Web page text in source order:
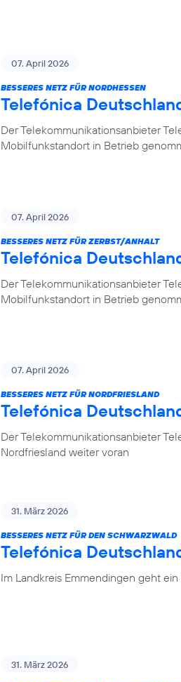
07. April 2026
BESSERES NETZ FÜR NORDHESSEN
Telefónica
Der Telekommunikationsanbieter
Mobilfunkstandort in Betrieb
07. April 2026
BESSERES NETZ FÜR ZERBST/ANHALT
Telefónica
Der Telekommunikationsanbieter
Mobilfunkstandort in Betrieb
07. April 2026
BESSERES NETZ FÜR NORDFRIESLAND
Telefónica
Der Telekommunikationsanbieter
Nordfriesland weiter voran
31. März 2026
BESSERES NETZ FÜR DEN SCHWARZWALD
Telefónica
Im Landkreis Emmendingen geht
31. März 2026